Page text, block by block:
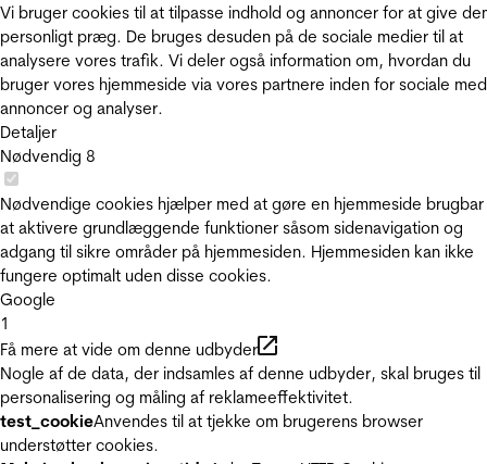
Vi bruger cookies til at tilpasse indhold og annoncer for at give
personligt præg. De bruges desuden på de sociale medier til at
analysere vores trafik. Vi deler også information om, hvordan du
bruger vores hjemmeside via vores partnere inden for sociale
annoncer og analyser.
Detaljer
Nødvendig 8
Nødvendige cookies hjælper med at gøre en hjemmeside
at aktivere grundlæggende funktioner såsom sidenavigation og
adgang til sikre områder på hjemmesiden. Hjemmesiden kan ikke
fungere optimalt uden disse cookies.
Google
1
Få mere at vide om denne udbyder
Nogle af de data, der indsamles af denne udbyder, skal bruges til
personalisering og måling af reklameeffektivitet.
test_cookieAnvendes til at tjekke om brugerens browser
understøtter cookies.